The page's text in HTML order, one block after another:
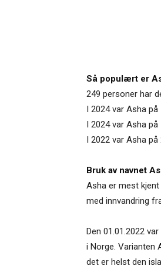
Så populært er
249 personer har
I 2024 var Asha på
I 2024 var Asha på
I 2022 var Asha
Bruk av navnet
Asha er mest
med innvandring
Den 01.01.2022
i Norge. Varianten
det er helst den